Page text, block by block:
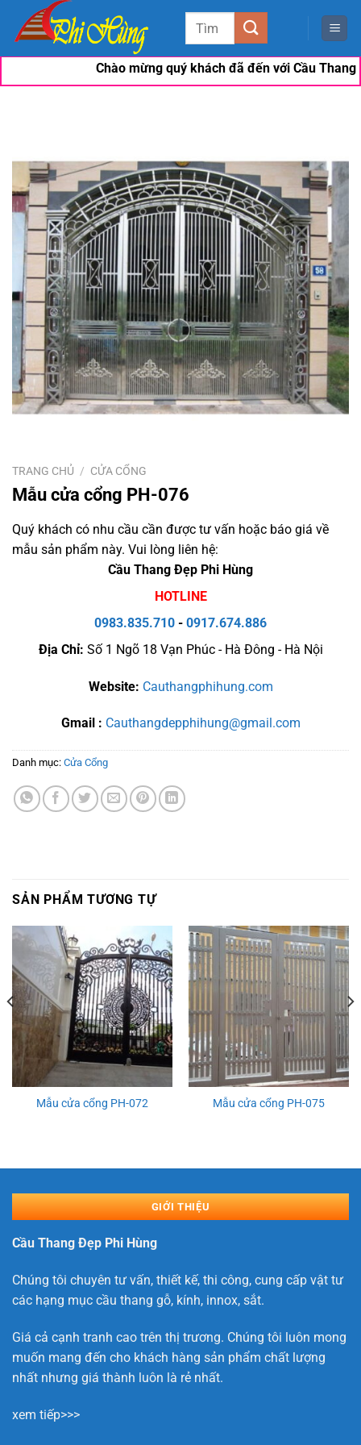
qua
Tìm
Chào mừng quý khách đã đến với Cầu Thang
TRANG CHỦ / CỬA CỔNG
Mẫu cửa cổng PH-076
Quý khách có nhu cầu cần được tư vấn hoặc báo giá về
mẫu sản phẩm này. Vui lòng liên hệ:
Cầu Thang Đẹp Phi Hùng
HOTLINE
0983.835.710 - 0917.674.886
Địa Chỉ: Số 1 Ngõ 18 Vạn Phúc - Hà Đông - Hà Nội
Website: Cauthangphihung.com
Gmail : Cauthangdepphihung@gmail.com
Danh mục: Cửa Cổng
SẢN PHẨM TƯƠNG TỰ
Mẫu cửa cổng PH-072 Mẫu cửa cổng PH-075
GIỚI THIỆU
Cầu Thang Đẹp Phi Hùng
Chúng tôi chuyên tư vấn, thiết kế, thi công, cung cấp vật tư
các hạng mục cầu thang gỗ, kính, innox, sắt.
Giá cả cạnh tranh cao trên thị trương. Chúng tôi luôn mong
muốn mang đến cho khách hàng sản phẩm chất lượng
nhất nhưng giá thành luôn là rẻ nhất.
xem tiếp>>>